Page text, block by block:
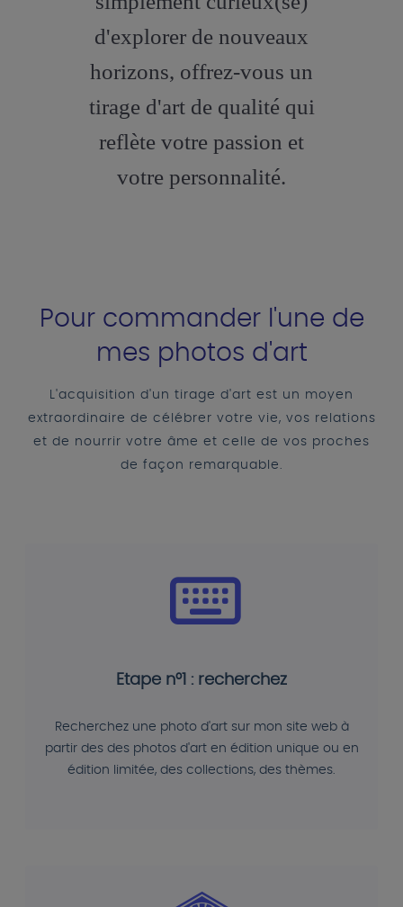
d'explorer de nouveaux
horizons, offrez-vous un
tirage d'art de qualité qui
reflète votre passion et
votre personnalité.
Pour commander l'une de
mes photos d'art
L'acquisition d'un tirage d'art est un moyen
extraordinaire de célébrer votre vie, vos relations
et de nourrir votre âme et celle de vos proches
de façon remarquable.
Etape n°1 : recherchez
Recherchez une photo d'art sur mon site web à
partir des des photos d'art en édition unique ou en
édition limitée, des collections, des thèmes.